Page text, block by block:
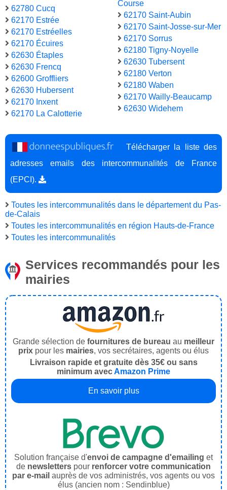
62780 Cucq
62170 Estrée
62170 Estréelles
62170 Écuires
62630 Étaples
62630 Frencq
62600 Groffliers
62630 Hubersent
62170 Inxent
62170 La Calotterie
Course
62170 Saint-Aubin
62170 Saint-Josse-sur-Mer
62170 Sorrus
62180 Tigny-Noyelle
62630 Tubersent
62180 Verton
62180 Waben
62170 Wailly-Beaucamp
62630 Widehem
Télécharger la liste des
adresses emails des intercommunalités de France
(EPCI).
Toutes les intercommunalités dans le département du Pas-
de-Calais
Toutes les intercommunalités en région Hauts-de-France
Toutes les intercommunalités
Services recommandés pour les
mairies
Grande sélection de fournitures de bureau au meilleur
prix pour les mairies, vos secrétaires, agents ou élus
Livraison rapide et gratuite dès 35€ ou sans
minimum avecAmazon Prime
En savoir plus
Solution française d'envoi de campagne d'emailing et
de newsletters pour renforcer votre communication
par e-mail auprès de vos administrés, vos agents ou vos
élus (ancien nom : Sendinblue)